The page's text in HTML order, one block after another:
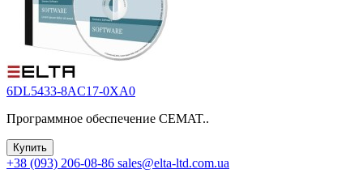
6DL5433-8AC17-0XA0
Программное обеспечение CEMAT..
Купить
+38 (093) 206-08-86 sales@elta-ltd.com.ua